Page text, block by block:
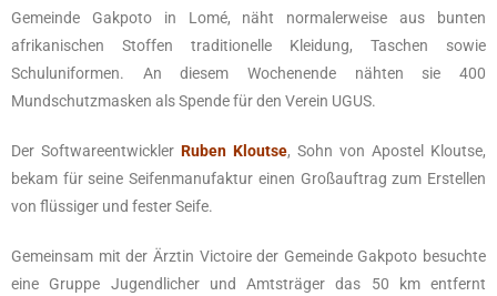
Gemeinde Gakpoto in Lomé, näht normalerweise aus bunten
afrikanischen Stoffen traditionelle Kleidung, Taschen sowie
Schuluniformen. An diesem Wochenende nähten sie 400
Mundschutzmasken als Spende für den Verein UGUS.
Der Softwareentwickler Ruben Kloutse, Sohn von Apostel Kloutse,
bekam für seine Seifenmanufaktur einen Großauftrag zum Erstellen
von flüssiger und fester Seife.
Gemeinsam mit der Ärztin Victoire der Gemeinde Gakpoto besuchte
eine Gruppe Jugendlicher und Amtsträger das 50 km entfernt